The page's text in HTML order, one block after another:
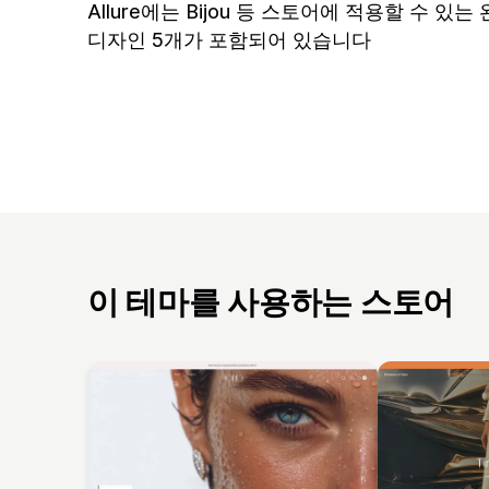
Allure에는 Bijou 등 스토어에 적용할 수 있는
디자인 5개가 포함되어 있습니다
이 테마를 사용하는 스토어